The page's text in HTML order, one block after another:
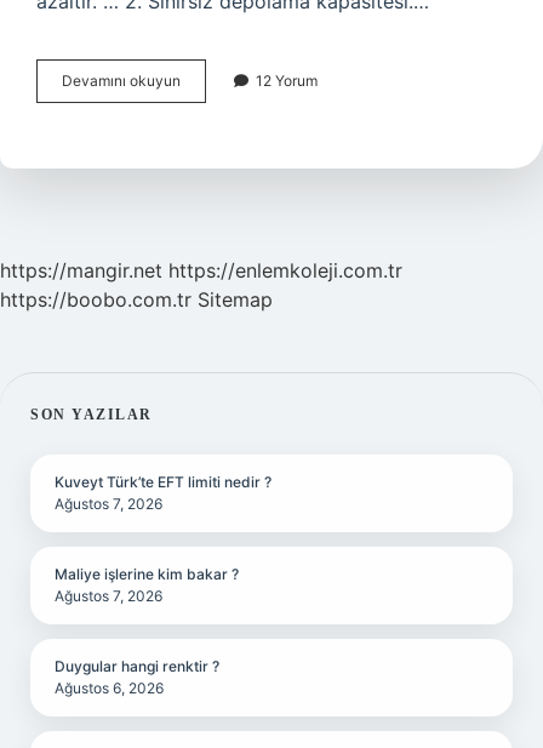
Devamını okuyun
Bilişim
12 Yorum
https://mangir.net https://enlemkoleji.com.tr
https://boobo.com.tr Sitemap
SIDEBAR
SON YAZILAR
Kuveyt Türk’te EFT limiti nedir ?
Ağustos 7, 2026
Maliye işlerine kim bakar ?
Ağustos 7, 2026
Duygular hangi renktir ?
Ağustos 6, 2026